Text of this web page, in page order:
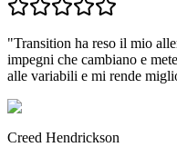
"Transition ha reso il mio
impegni che cambiano e
alle variabili e mi rende
Creed Hendrickson